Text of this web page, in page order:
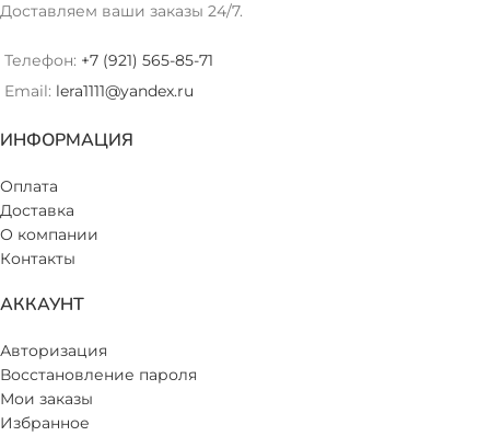
Доставляем ваши заказы 24/7.
Телефон: +7 (921) 565-85-71
Email: lera1111@yandex.ru
ИНФОРМАЦИЯ
Оплата
Доставка
О компании
Контакты
АККАУНТ
Авторизация
Восстановление пароля
Мои заказы
Избранное